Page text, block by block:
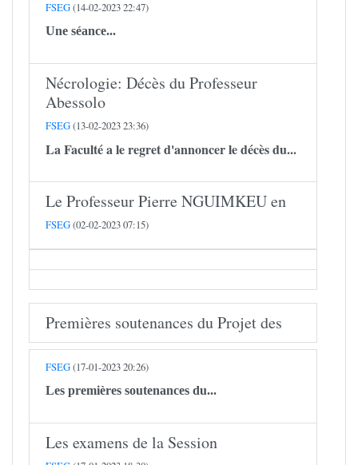
FSEG(14-02-2023 22:47)
Une séance...
Nécrologie: Décès du Professeur
Abessolo
FSEG(13-02-2023 23:36)
La Faculté a le regret d'annoncer le décès du...
Le Professeur Pierre NGUIMKEU en
FSEG(02-02-2023 07:15)
Premières soutenances du Projet des
FSEG(17-01-2023 20:26)
Les premières soutenances du...
Les examens de la Session